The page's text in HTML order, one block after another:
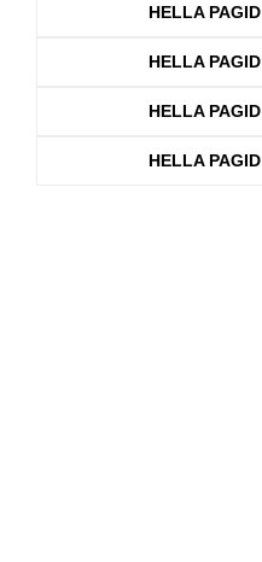
HELLA PAGID
HELLA PAGID
HELLA PAGID
HELLA PAGID